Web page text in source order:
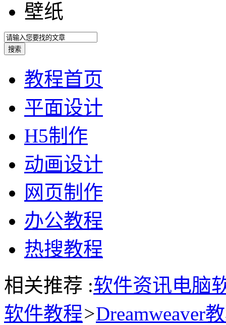
壁纸
教程首页
平面设计
H5制作
动画设计
网页制作
办公教程
热搜教程
相关推荐 :软件资讯电脑
软件教程>Dreamweaver